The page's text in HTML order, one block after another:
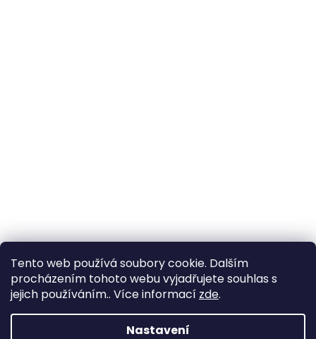
Tento web používá soubory cookie. Dalším
procházením tohoto webu vyjadřujete souhlas s
jejich používáním.. Více informací zde.
Nastavení